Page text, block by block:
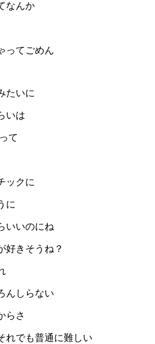
なんか
ってごめん
たいに
いは
て
ックに
に
いいのにね
好きそうね？
んしらない
らさ
れでも普通に難しい